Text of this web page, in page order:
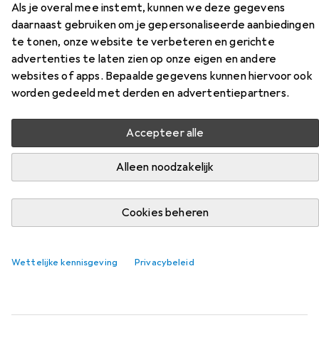
Als je overal mee instemt, kunnen we deze gegevens
daarnaast gebruiken om je gepersonaliseerde aanbiedingen
te tonen, onze website te verbeteren en gerichte
advertenties te laten zien op onze eigen en andere
websites of apps. Bepaalde gegevens kunnen hiervoor ook
worden gedeeld met derden en advertentiepartners.
Accepteer alle
Alleen noodzakelijk
Cookies beheren
Wettelijke kennisgeving Privacybeleid
Accessoires voor Roline Kabel
DisplayPort-VGA, DP ST
Vind bijpassende accessoires voor de Roline Kabel
DisplayPort-VGA, DP ST uit de categorie Videokabel.
Relevantie
Productlijst
EUR
19,31
5 m